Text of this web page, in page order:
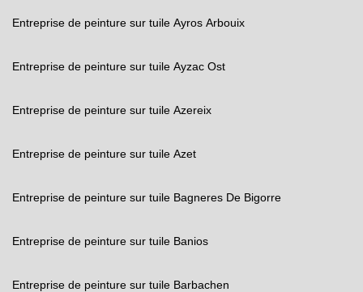
Entreprise de peinture sur tuile Ayros Arbouix
Entreprise de peinture sur tuile Ayzac Ost
Entreprise de peinture sur tuile Azereix
Entreprise de peinture sur tuile Azet
Entreprise de peinture sur tuile Bagneres De Bigorre
Entreprise de peinture sur tuile Banios
Entreprise de peinture sur tuile Barbachen